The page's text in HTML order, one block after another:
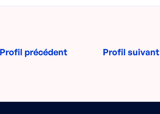
Profil précédent Profil suivant